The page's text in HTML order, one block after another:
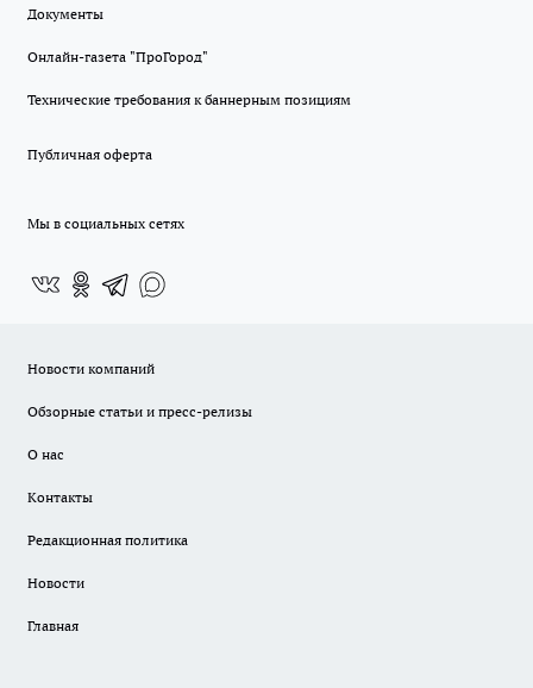
Документы
Онлайн-газета "ПроГород"
Технические требования к баннерным позициям
Публичная оферта
Мы в социальных сетях
Новости компаний
Обзорные статьи и пресс-релизы
О нас
Контакты
Редакционная политика
Новости
Главная